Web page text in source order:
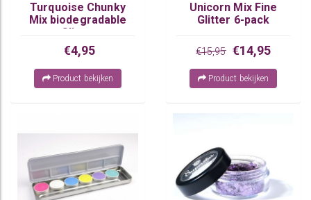
Turquoise Chunky
Mix biodegradable
Glitter
€4,95
Product bekijken
Unicorn Mix Fine
Glitter 6-pack
€15,95 €14,95
Product bekijken